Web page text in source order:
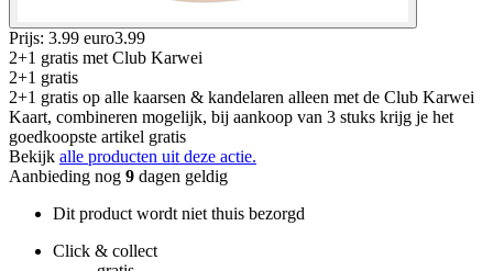
Prijs: 3.99 euro3.99
2+1 gratis met Club Karwei
2+1 gratis
2+1 gratis op alle kaarsen & kandelaren alleen met de Club Karwei
Kaart, combineren mogelijk, bij aankoop van 3 stuks krijg je het
goedkoopste artikel gratis
Bekijk alle producten uit deze actie.
Aanbieding nog 9 dagen geldig
Dit product wordt niet thuis bezorgd
Click & collect